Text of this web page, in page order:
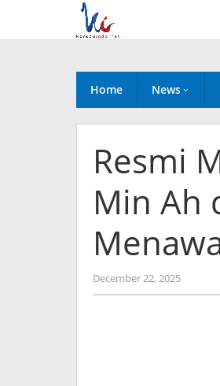
content
Home News
Resmi
Min Ah
December 22, 2025by